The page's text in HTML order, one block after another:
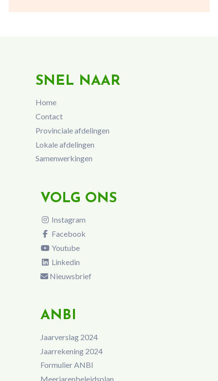
SNEL NAAR
Home
Contact
Provinciale afdelingen
Lokale afdelingen
Samenwerkingen
VOLG ONS
Instagram
Facebook
Youtube
Linkedin
Nieuwsbrief
ANBI
Jaarverslag 2024
Jaarrekening 2024
Formulier ANBI
Meerjarenbeleidsplan